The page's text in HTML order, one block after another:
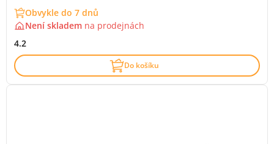
Obvykle do 7 dnů
Není skladem na prodejnách
4.2
Do košíku